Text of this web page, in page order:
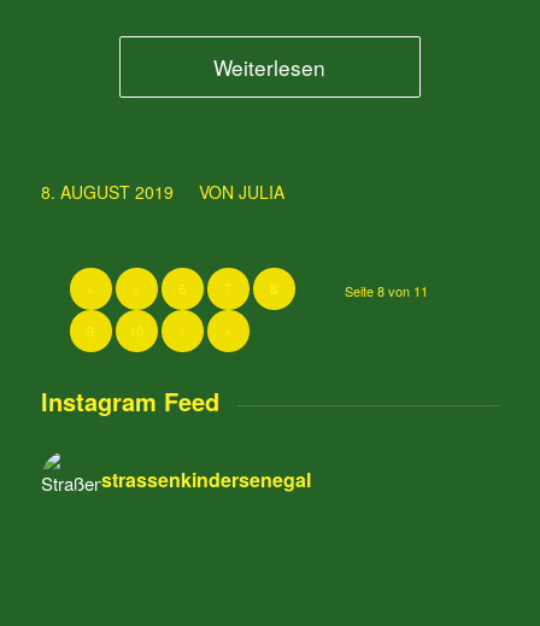
Weiterlesen
8. AUGUST 2019 VON JULIA
Seite 8 von 11
6 7 8
9 10
Instagram Feed
strassenkindersenegal